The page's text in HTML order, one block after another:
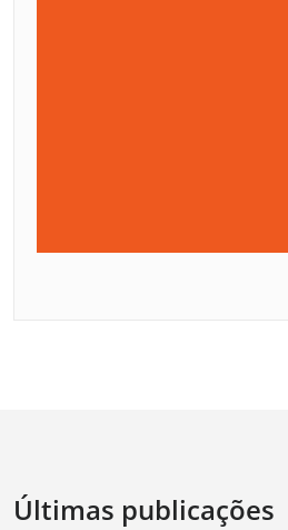
Últimas publicações